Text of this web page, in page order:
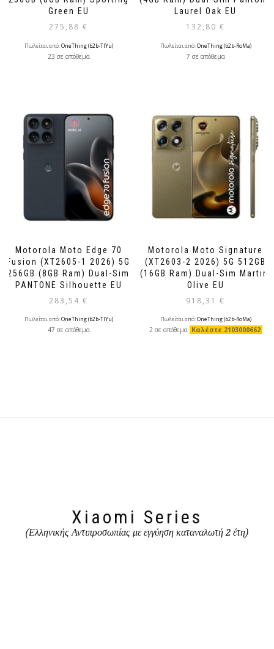
Green EU
275,88 €
Πωλείται από:OneThing (b2b-TlYu)
23 σε απόθεμα
Laurel Oak EU
132,80 €
Πωλείται από:OneThing (b2b-RoMa)
7 σε απόθεμα
Motorola Moto Edge 70
Fusion (XT2605-1 2026) 5G
256GB (8GB Ram) Dual-Sim
PANTONE Silhouette EU
283,54 €
Πωλείται από:OneThing (b2b-TlYu)
47 σε απόθεμα
Motorola Moto Signature
(XT2603-2 2026) 5G 512GB
(16GB Ram) Dual-Sim Martini
Olive EU
918,31 €
Πωλείται από:OneThing (b2b-RoMa)
2 σε απόθεμα Καλέστε 2103000662
Xiaomi Series
(Ελληνικής Αντιπροσωπίας με εγγύηση καταναλωτή 2 έτη)